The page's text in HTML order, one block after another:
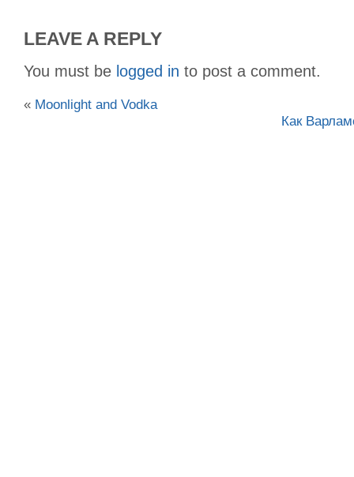
LEAVE A REPLY
You must be logged in to post a comment.
« Moonlight and Vodka
Как